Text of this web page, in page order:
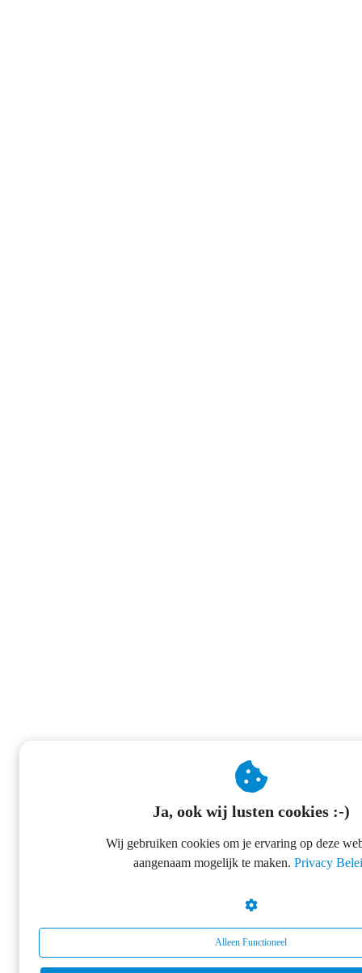
Ja, ook wij lusten cookies :-)
Wij gebruiken cookies om je ervaring op deze
aangenaam mogelijk te maken. Privacy
Alleen Functioneel